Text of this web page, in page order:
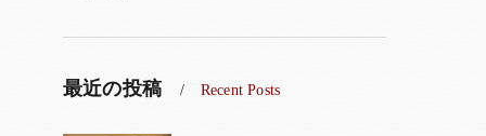
最近の投稿 Recent Posts